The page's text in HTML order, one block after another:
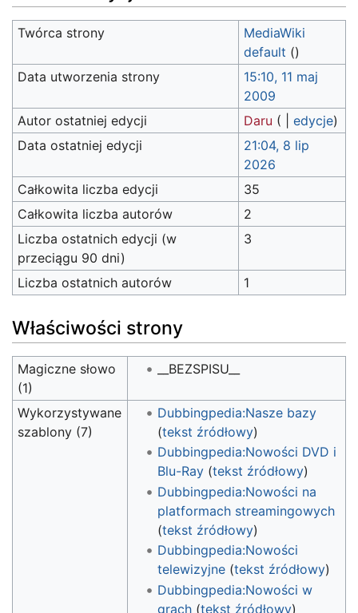
Twórca strony
MediaWiki
default ()
Data utworzenia strony
15:10, 11 maj
2009
Autor ostatniej edycji
Daru ( |edycje)
Data ostatniej edycji
21:04, 8 lip
2026
Całkowita liczba edycji
35
Całkowita liczba autorów
2
Liczba ostatnich edycji (w
przeciągu 90 dni)
3
Liczba ostatnich autorów 1
Właściwości strony
Magiczne słowo
(1)
__BEZSPISU__
Wykorzystywane
szablony (7)
Dubbingpedia:Nasze bazy
(tekst źródłowy)
Dubbingpedia:Nowości DVD i
Blu-Ray(tekst źródłowy)
Dubbingpedia:Nowości na
platformach streamingowych
(tekst źródłowy)
Dubbingpedia:Nowości
telewizyjne(tekst źródłowy)
Dubbingpedia:Nowości w
grach(tekst źródłowy)